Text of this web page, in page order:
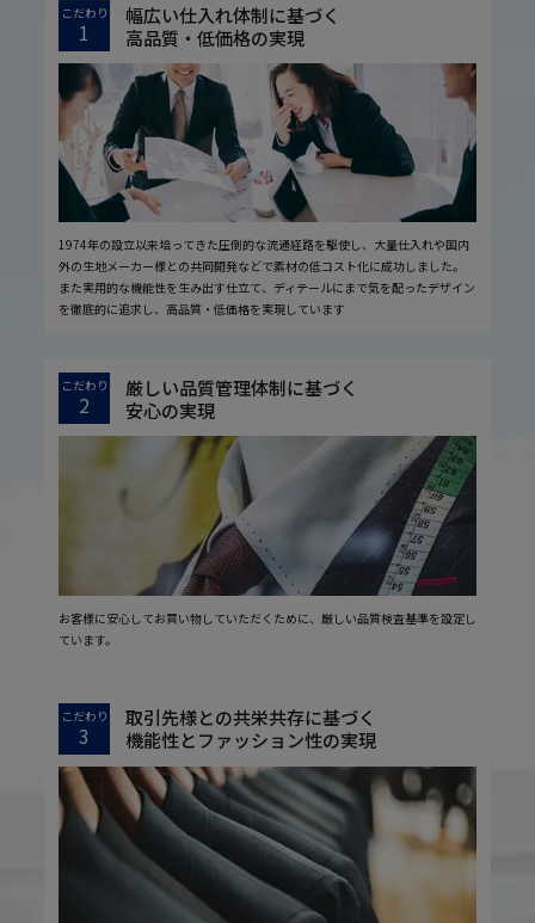
こだわり
1
幅広い仕入れ体制に基づく
高品質・低価格の実現
1974年の設立以来培ってきた圧倒的な流通経路を駆使し、大量仕入れや国内
外の生地メーカー様との共同開発などで素材の低コスト化に成功しました。
また実用的な機能性を生み出す仕立て、ディテールにまで気を配ったデザイン
を徹底的に追求し、高品質・低価格を実現しています
こだわり
2
厳しい品質管理体制に基づく
安心の実現
お客様に安心してお買い物していただくために、厳しい品質検査基準を設定し
ています。
こだわり
3
取引先様との共栄共存に基づく
機能性とファッション性の実現